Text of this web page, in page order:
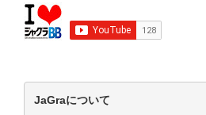
JaGraについて